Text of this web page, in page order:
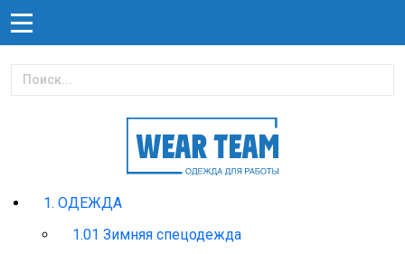
1. ОДЕЖДА
1.01 Зимняя спецодежда